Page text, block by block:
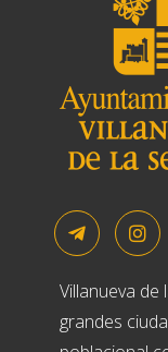
Villanueva de
grandes